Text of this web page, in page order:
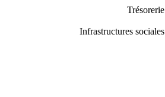
Trésorerie
Infrastructures sociales